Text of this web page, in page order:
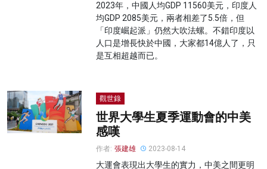
2023年，中國人均GDP 11560美元，印度人
均GDP 2085美元，兩者相差了5.5倍，但
「印度崛起派」仍然大吹法螺。不錯印度以
人口是增長快於中國，大家都14億人了，只
是互相超越而已。
觀世錄
世界大學生夏季運動會的中美
感嘆
作者: 張建雄 2023-08-14
大運會表現出大學生的實力，中美之間更明